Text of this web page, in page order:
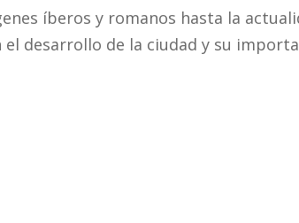
íberos y romanos hasta la
desarrollo de la ciudad y su